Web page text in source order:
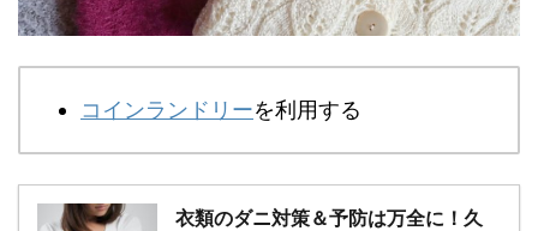
コインランドリーを利用する
衣類のダニ対策＆予防は万全に！久